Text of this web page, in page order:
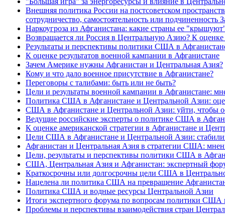
Внешняя политика России на постсоветском
сотрудничество, самостоятельность или
Наркоугроза из Афганистана: какие страны ее
Возвращается ли Россия в Центральную Азию? К
Результаты и перспективы политики США в
К оценке результатов военной кампании в Афганистане
Зачем Америке нужны Афганистан и Центральная Азия?
Кому и что дало военное присутствие в Афганистане?
Переговоры с талибами: быть или не быть?
Цели и результаты военной кампании в Афганистане:
Политика США в Афганистане и Центральной Азии:
США в Афганистане и Центральной Азии: уйти, чтобы
Ведущие российские эксперты о политике США в
К оценке американской стратегии в Афганистане и
Цели США в Афганистане и Центральной Азии:
Афганистан и Центральная Азия в стратегии США:
Цели, результаты и перспективы политики США в
США, Центральная Азия и Афганистан: экспертный
Краткосрочны или долгосрочны цели США в
Нацелена ли политика США на превращение
Политика США и водные ресурсы Центральной Азии
Итоги экспертного форума по вопросам политики США
Проблемы и перспективы взаимодействия стран